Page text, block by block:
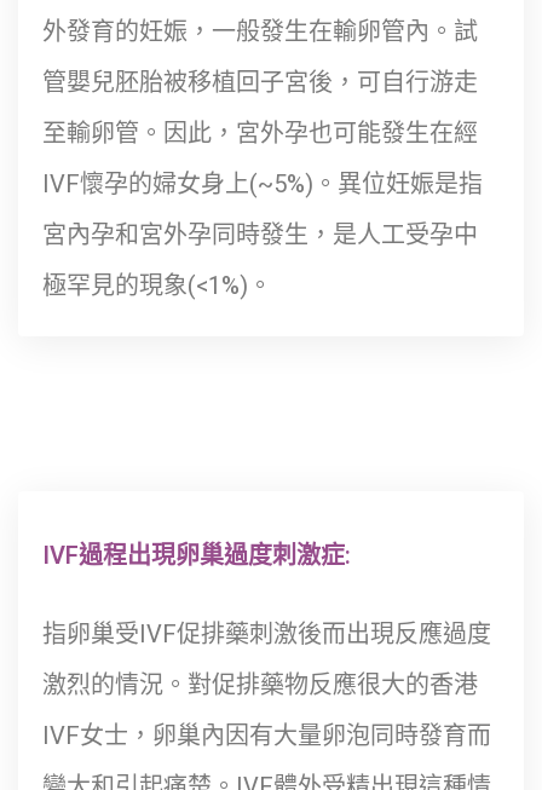
外發育的妊娠，一般發生在輸卵管內。試
管嬰兒胚胎被移植回子宮後，可自行游走
至輸卵管。因此，宮外孕也可能發生在經
IVF懷孕的婦女身上(~5%)。異位妊娠是指
宮內孕和宮外孕同時發生，是人工受孕中
極罕見的現象(<1%)。
IVF過程出現卵巢過度刺激症:
指卵巢受IVF促排藥刺激後而出現反應過度
激烈的情況。對促排藥物反應很大的香港
IVF女士，卵巢內因有大量卵泡同時發育而